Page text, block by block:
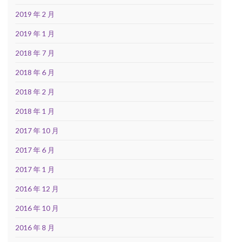
2019 年 2 月
2019 年 1 月
2018 年 7 月
2018 年 6 月
2018 年 2 月
2018 年 1 月
2017 年 10 月
2017 年 6 月
2017 年 1 月
2016 年 12 月
2016 年 10 月
2016 年 8 月